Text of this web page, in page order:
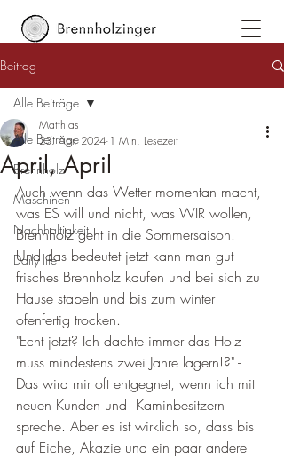
Beitrag
Alle Beiträge
Brennholz
Maschinen
Nachhaltigkeit
Daily life
Alle Beiträge
April, April
Matthias
23. Apr. 2024 1 Min. Lesezeit
Auch wenn das Wetter momentan macht,
was ES will und nicht, was WIR wollen,
Brennholz geht in die Sommersaison.
Und das bedeutet jetzt kann man gut
frisches Brennholz kaufen und bei sich zu
Hause stapeln und bis zum winter
ofenfertig trocken.
"Echt jetzt? Ich dachte immer das Holz
muss mindestens zwei Jahre lagern!?" -
Das wird mir oft entgegnet, wenn ich mit
neuen Kunden und  Kaminbesitzern
spreche. Aber es ist wirklich so, dass bis
auf Eiche, Akazie und ein paar andere